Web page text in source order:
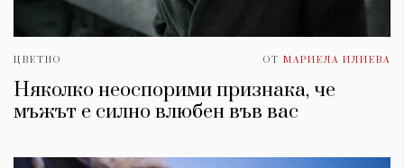
ЦВЕТНО ОТ МАРИЕЛА ИЛИЕВА
Няколко неоспорими признака, че
мъжът е силно влюбен във вас